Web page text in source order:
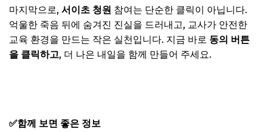
마지막으로, 서이초 청원 참여는 단순한 클릭이 아닙니다.
억울한 죽음 뒤에 숨겨진 진실을 드러내고, 교사가 안전한
교육 환경을 만드는 작은 실천입니다. 지금 바로 동의 버튼
을 클릭하고, 더 나은 내일을 함께 만들어 주세요.
✅함께 보면 좋은 정보